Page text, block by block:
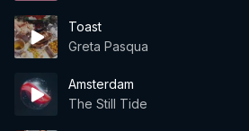
Toast
Greta Pasqua
Amsterdam
The Still Tide